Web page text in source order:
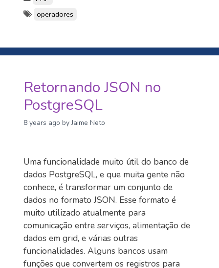
operadores
Retornando JSON no
PostgreSQL
8 years ago by Jaime Neto
Uma funcionalidade muito útil do banco de
dados PostgreSQL, e que muita gente não
conhece, é transformar um conjunto de
dados no formato JSON. Esse formato é
muito utilizado atualmente para
comunicação entre serviços, alimentação de
dados em grid, e várias outras
funcionalidades. Alguns bancos usam
funções que convertem os registros para